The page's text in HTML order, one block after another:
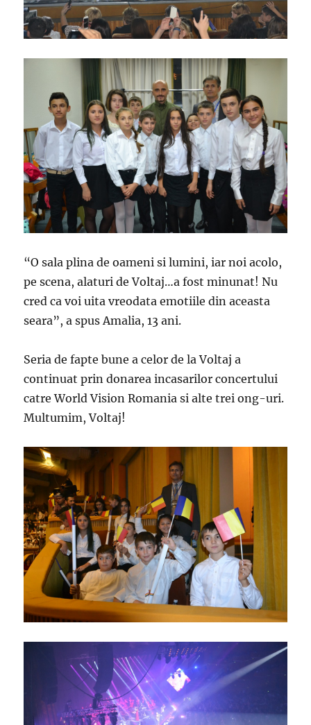
“O sala plina de oameni si lumini, iar noi acolo,
pe scena, alaturi de Voltaj…a fost minunat! Nu
cred ca voi uita vreodata emotiile din aceasta
seara”, a spus Amalia, 13 ani.
Seria de fapte bune a celor de la Voltaj a
continuat prin donarea incasarilor concertului
catre World Vision Romania si alte trei ong-uri.
Multumim, Voltaj!